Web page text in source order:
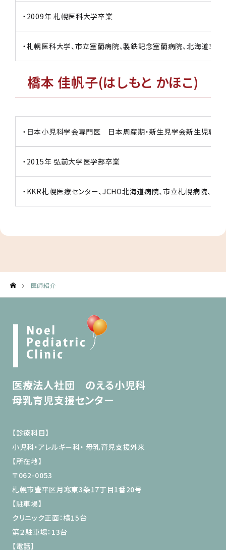
・2009年 札幌医科大学卒業
・札幌医科大学、市立室蘭病院、製鉄記念室蘭病院、北海道立
橋本 佳帆子(はしもと かほこ)
・日本小児科学会専門医 日本周産期・新生児学会新生児専門
・2015年 弘前大学医学部卒業
・KKR札幌医療センター、JCHO北海道病院、市立札幌病院、北
医師紹介
医療法人社団 のえる小児科
母乳育児支援センター
【診療科目】
小児科・アレルギー科・ 母乳育児支援外来
【所在地】
〒062-0053
札幌市豊平区月寒東3条17丁目1番20号
【駐車場】
クリニック正面：横15台
第２駐車場：13台
【電話】